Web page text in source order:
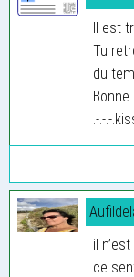
Il est
Tu
du
.-.-.-
il
ce